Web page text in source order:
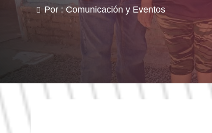
Por : Comunicación y Eventos